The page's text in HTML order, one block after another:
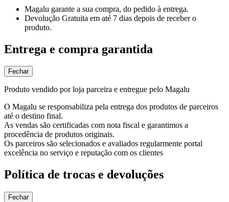
Magalu garante a sua compra, do pedido à entrega.
Devolução Gratuita em até 7 dias depois de receber o
produto.
Entrega e compra garantida
Fechar
Produto vendido por loja parceira e entregue pelo Magalu
O Magalu se responsabiliza pela entrega dos produtos de parceiros
até o destino final.
As vendas são certificadas com nota fiscal e garantimos a
procedência de produtos originais.
Os parceiros são selecionados e avaliados regularmente portal
excelência no serviço e reputação com os clientes
Política de trocas e devoluções
Fechar